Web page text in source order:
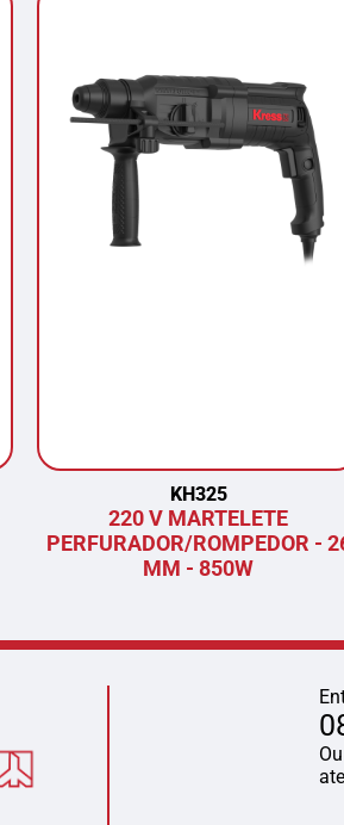
KH325
220 V MARTELETE
PERFURADOR/ROMPEDOR -
MM - 850W